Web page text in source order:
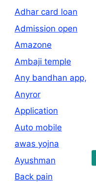
Adhar card loan
Admission open
Amazone
Ambaji temple
Any bandhan app,
Anyror
Application
Auto mobile
awas yojna
Ayushman
Back pain